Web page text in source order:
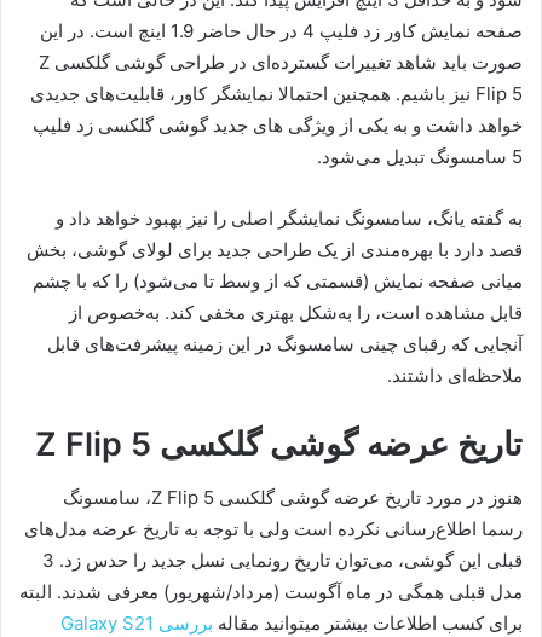
صفحه نمایش کاور زد فلیپ 4 در حال حاضر 1.9 اینچ است. در این
صورت باید شاهد تغییرات گسترده‌ای در طراحی گوشی گلکسی Z
Flip 5 نیز باشیم. همچنین احتمالا نمایشگر کاور، قابلیت‌های جدیدی
خواهد داشت و به یکی از ویژگی های جدید گوشی گلکسی زد فلیپ
5 سامسونگ تبدیل می‌شود.
به گفته یانگ، سامسونگ نمایشگر اصلی را نیز بهبود خواهد داد و
قصد دارد با بهره‌مندی از یک طراحی جدید برای لولای گوشی، بخش
میانی صفحه نمایش (قسمتی که از وسط تا می‌شود) را که با چشم
قابل مشاهده است، را به‌شکل بهتری مخفی کند. به‌خصوص از
آنجایی که رقبای چینی سامسونگ در این زمینه پیشرفت‌های قابل
ملاحظه‌ای داشتند.
تاریخ عرضه گوشی گلکسی Z Flip 5
هنوز در مورد تاریخ عرضه گوشی گلکسی Z Flip 5، سامسونگ
رسما اطلاع‌رسانی نکرده است ولی با توجه به تاریخ عرضه مدل‌های
قبلی این گوشی، می‌توان تاریخ رونمایی نسل جدید را حدس زد. 3
مدل قبلی همگی در ماه آگوست (مرداد/شهریور) معرفی شدند. البته
برای کسب اطلاعات بیشتر میتوانید مقاله
بررسی Galaxy S21